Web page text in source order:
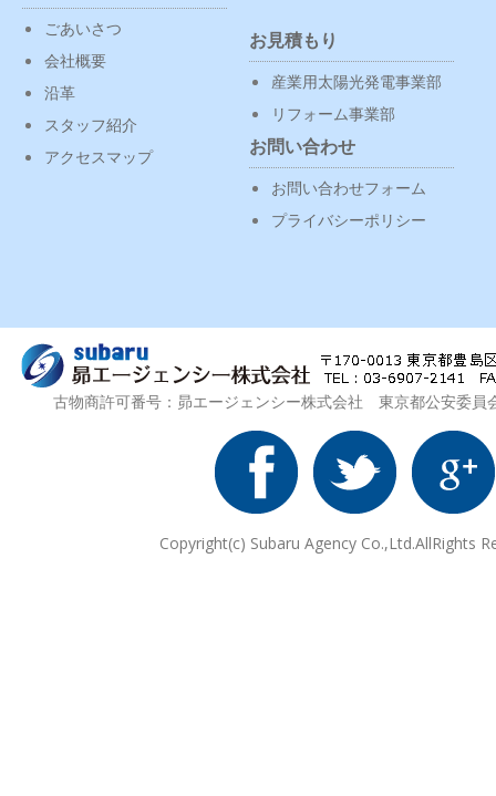
ごあいさつ
会社概要
沿革
スタッフ紹介
アクセスマップ
お見積もり
産業用太陽光発電事業部
リフォーム事業部
お問い合わせ
お問い合わせフォーム
プライバシーポリシー
古物商許可番号：昴エージェンシー株式会社 東京都公安委
Copyright(c) Subaru Agency Co.,Ltd.AllRights